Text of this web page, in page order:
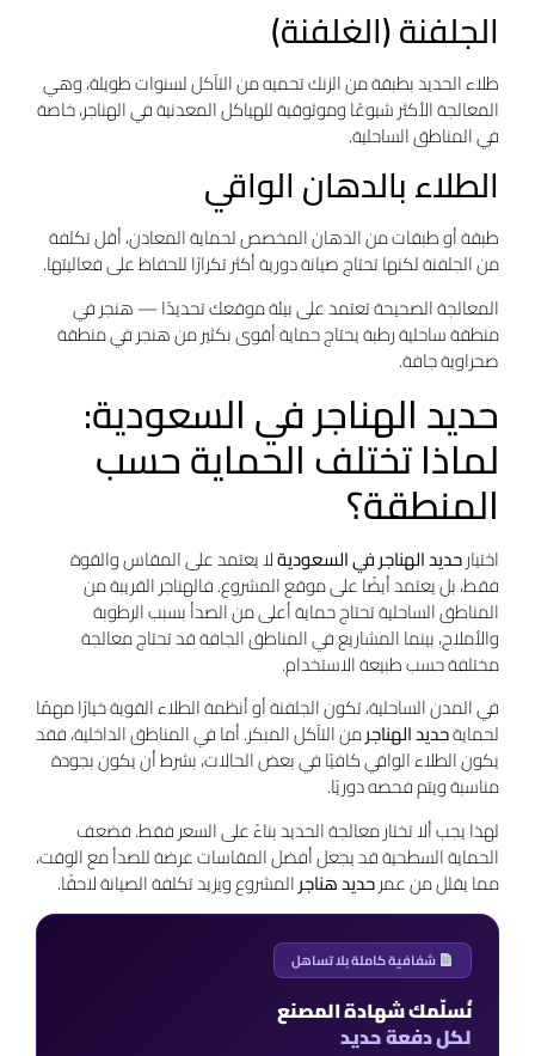
الجلفنة (الغلفنة)
طلاء الحديد بطبقة من الزنك تحميه من التآكل لسنوات طويلة، وهي
المعالجة الأكثر شيوعًا وموثوقية للهياكل المعدنية في الهناجر، خاصة
في المناطق الساحلية.
الطلاء بالدهان الواقي
طبقة أو طبقات من الدهان المخصص لحماية المعادن، أقل تكلفة
من الجلفنة لكنها تحتاج صيانة دورية أكثر تكرارًا للحفاظ على فعاليتها.
المعالجة الصحيحة تعتمد على بيئة موقعك تحديدًا — هنجر في
منطقة ساحلية رطبة يحتاج حماية أقوى بكثير من هنجر في منطقة
صحراوية جافة.
حديد الهناجر في السعودية:
لماذا تختلف الحماية حسب
المنطقة؟
اختيارحديد الهناجر في السعوديةلا يعتمد على المقاس والقوة
فقط، بل يعتمد أيضًا على موقع المشروع. فالهناجر القريبة من
المناطق الساحلية تحتاج حماية أعلى من الصدأ بسبب الرطوبة
والأملاح، بينما المشاريع في المناطق الجافة قد تحتاج معالجة
مختلفة حسب طبيعة الاستخدام.
في المدن الساحلية، تكون الجلفنة أو أنظمة الطلاء القوية خيارًا مهمًا
لحمايةحديد الهناجرمن التآكل المبكر. أما في المناطق الداخلية، فقد
يكون الطلاء الواقي كافيًا في بعض الحالات، بشرط أن يكون بجودة
مناسبة ويتم فحصه دوريًا.
لهذا يجب ألا تختار معالجة الحديد بناءً على السعر فقط. فضعف
الحماية السطحية قد يجعل أفضل المقاسات عرضة للصدأ مع الوقت،
مما يقلل من عمرحديد هناجرالمشروع ويزيد تكلفة الصيانة لاحقًا.
شفافية كاملة بلا تساهل
نُسلّمك شهادة المصنع
لكل دفعة حديد